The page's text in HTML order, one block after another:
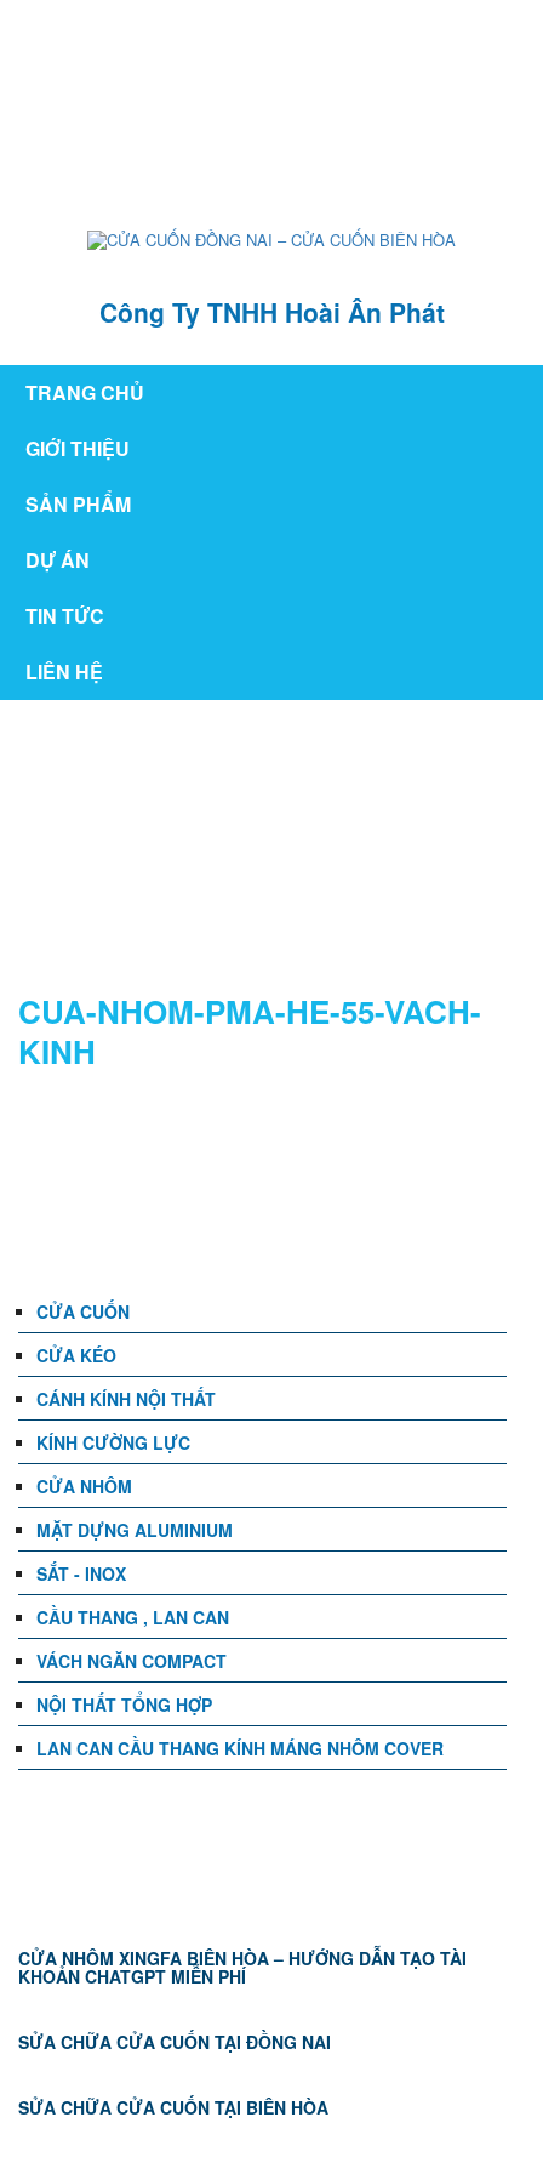
Công Ty TNHH Hoài Ân Phát
TRANG CHỦ
GIỚI THIỆU
SẢN PHẨM
DỰ ÁN
TIN TỨC
LIÊN HỆ
CUA-NHOM-PMA-HE-55-VACH-
KINH
CỬA CUỐN
CỬA KÉO
CÁNH KÍNH NỘI THẤT
KÍNH CƯỜNG LỰC
CỬA NHÔM
MẶT DỰNG ALUMINIUM
SẮT - INOX
CẦU THANG , LAN CAN
VÁCH NGĂN COMPACT
NỘI THẤT TỔNG HỢP
LAN CAN CẦU THANG KÍNH MÁNG NHÔM COVER
CỬA NHÔM XINGFA BIÊN HÒA – HƯỚNG DẪN TẠO TÀI
KHOẢN CHATGPT MIỄN PHÍ
SỬA CHỮA CỬA CUỐN TẠI ĐỒNG NAI
SỬA CHỮA CỬA CUỐN TẠI BIÊN HÒA